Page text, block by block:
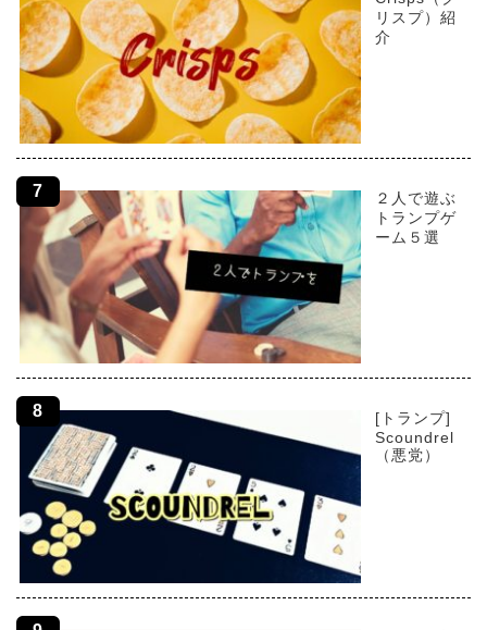
リスプ）紹
介
２人で遊ぶ
トランプゲ
ーム５選
[トランプ]
Scoundrel
（悪党）